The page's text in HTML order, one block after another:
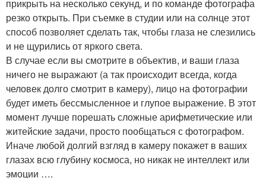
прикрыть на несколько секунд, и по команде фотографа
резко открыть. При съемке в студии или на солнце этот
способ позволяет сделать так, чтобы глаза не слезились
и не щурились от яркого света.
В случае если вы смотрите в объектив, и ваши глаза
ничего не выражают (а так происходит всегда, когда
человек долго смотрит в камеру), лицо на фотографии
будет иметь бессмысленное и глупое выражение. В этот
момент лучше порешать сложные арифметические или
житейские задачи, просто пообщаться с фотографом.
Иначе любой долгий взгляд в камеру покажет в ваших
глазах всю глубину космоса, но никак не интеллект или
эмоции ….